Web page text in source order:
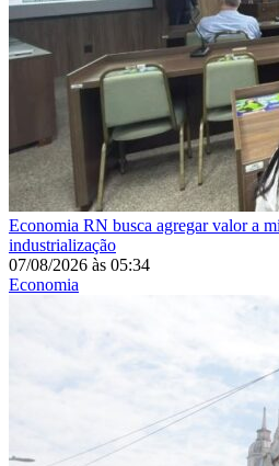
Economia RN busca agregar valor a
industrialização
07/08/2026 às 05:34
Economia